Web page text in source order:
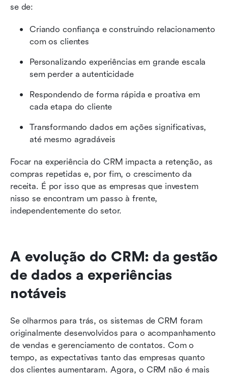
se de:
Criando confiança e construindo relacionamento
com os clientes
Personalizando experiências em grande escala
sem perder a autenticidade
Respondendo de forma rápida e proativa em
cada etapa do cliente
Transformando dados em ações significativas,
até mesmo agradáveis
Focar na experiência do CRM impacta a retenção, as
compras repetidas e, por fim, o crescimento da
receita. É por isso que as empresas que investem
nisso se encontram um passo à frente,
independentemente do setor.
A evolução do CRM: da gestão
de dados a experiências
notáveis
Se olharmos para trás, os sistemas de CRM foram
originalmente desenvolvidos para o acompanhamento
de vendas e gerenciamento de contatos. Com o
tempo, as expectativas tanto das empresas quanto
dos clientes aumentaram. Agora, o CRM não é mais